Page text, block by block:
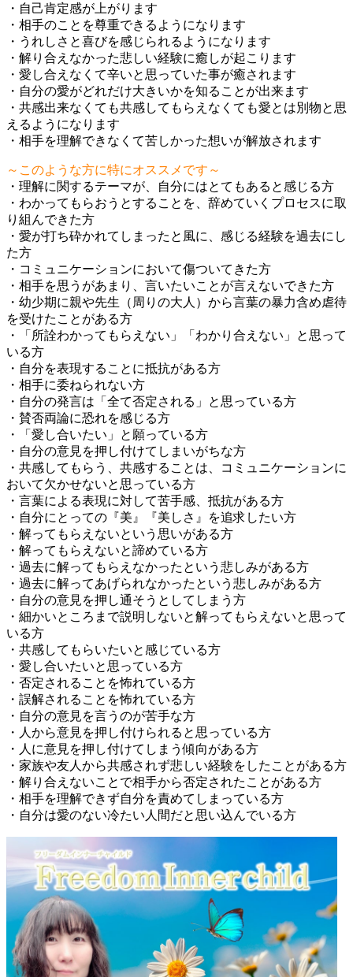
・自己肯定感が上がります
・相手のことを尊重できるようになります
・うれしさと喜びを感じられるようになります
・解り合えなかった悲しい経験に癒しが起こります
・愛し合えなくて辛いと思っていた事が癒されます
・自分の愛がどれだけ大きいかを知ることが出来ます
・共感出来なくても共感してもらえなくても愛とは別物と思
えるようになります
・相手を理解できなくて苦しかった想いが解放されます
～このような方に特にオススメです～
・理解に関するテーマが、自分にはとてもあると感じる方
・わかってもらおうとすることを、辞めていくプロセスに取
り組んできた方
・愛が打ち砕かれてしまったと風に、感じる経験を過去にし
た方
・コミュニケーションにおいて傷ついてきた方
・相手を思うがあまり、言いたいことが言えないできた方
・幼少期に親や先生（周りの大人）から言葉の暴力含め虐待
を受けたことがある方
・「所詮わかってもらえない」「わかり合えない」と思って
いる方
・自分を表現することに抵抗がある方
・相手に委ねられない方
・自分の発言は「全て否定される」と思っている方
・賛否両論に恐れを感じる方
・「愛し合いたい」と願っている方
・自分の意見を押し付けてしまいがちな方
・共感してもらう、共感することは、コミュニケーションに
おいて欠かせないと思っている方
・言葉による表現に対して苦手感、抵抗がある方
・自分にとっての『美』『美しさ』を追求したい方
・解ってもらえないという思いがある方
・解ってもらえないと諦めている方
・過去に解ってもらえなかったという悲しみがある方
・過去に解ってあげられなかったという悲しみがある方
・自分の意見を押し通そうとしてしまう方
・細かいところまで説明しないと解ってもらえないと思って
いる方
・共感してもらいたいと感じている方
・愛し合いたいと思っている方
・否定されることを怖れている方
・誤解されることを怖れている方
・自分の意見を言うのが苦手な方
・人から意見を押し付けられると思っている方
・人に意見を押し付けてしまう傾向がある方
・家族や友人から共感されず悲しい経験をしたことがある方
・解り合えないことで相手から否定されたことがある方
・相手を理解できず自分を責めてしまっている方
・自分は愛のない冷たい人間だと思い込んでいる方